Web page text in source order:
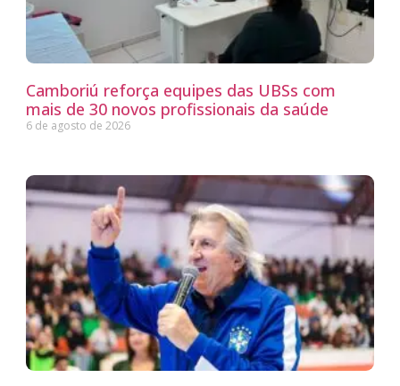
Camboriú reforça equipes das UBSs com
mais de 30 novos profissionais da saúde
6 de agosto de 2026